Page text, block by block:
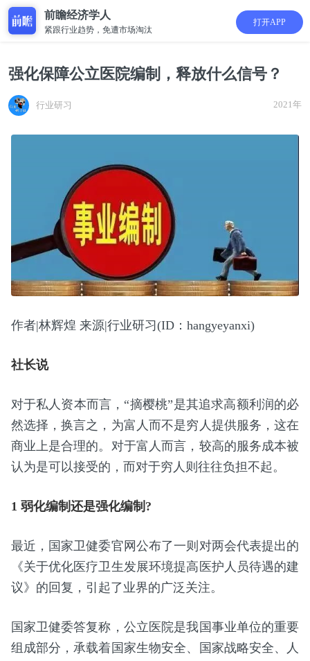
前瞻经济学人
紧跟行业趋势，免遭市场淘汰
打开APP
强化保障公立医院编制，释放什么信号？
行业研习 2021年
作者|林辉煌 来源|行业研习(ID：hangyeyanxi)
社长说
对于私人资本而言，“摘樱桃”是其追求高额利润的必
然选择，换言之，为富人而不是穷人提供服务，这在
商业上是合理的。对于富人而言，较高的服务成本被
认为是可以接受的，而对于穷人则往往负担不起。
1 弱化编制还是强化编制?
最近，国家卫健委官网公布了一则对两会代表提出的
《关于优化医疗卫生发展环境提高医护人员待遇的建
议》的回复，引起了业界的广泛关注。
国家卫健委答复称，公立医院是我国事业单位的重要
组成部分，承载着国家生物安全、国家战略安全、人